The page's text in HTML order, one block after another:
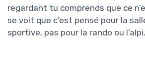
regardant tu comprends que ce
se voit que c’est pensé pour la
sportive, pas pour la rando ou l’alpi.